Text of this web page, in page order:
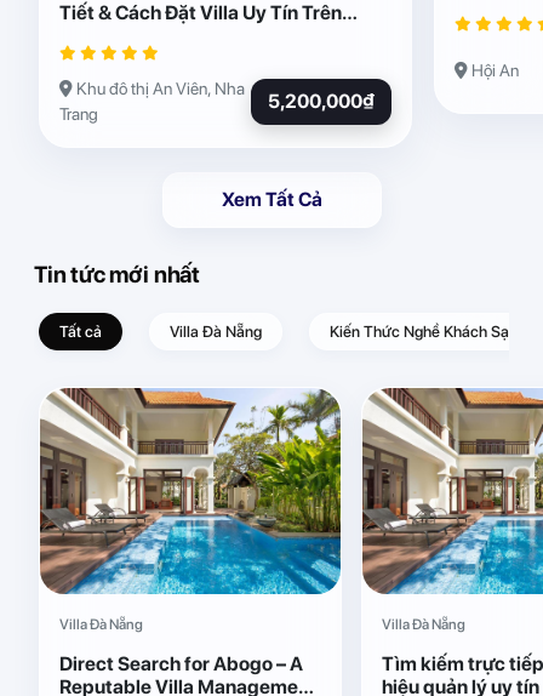
Tiết & Cách Đặt Villa Uy Tín Trên
Abogo
Khu đô thị An Viên, Nha
Trang
5,200,000₫
Hội An
Xem Tất Cả
Tin tức mới nhất
Tất cả Villa Đà Nẵng Kiến Thức Nghề Khách Sạn –
Villa Đà Nẵng
Direct Search for Abogo – A
Reputable Villa Management
Villa Đà Nẵng
Tìm kiếm trực
hiệu quản lý uy